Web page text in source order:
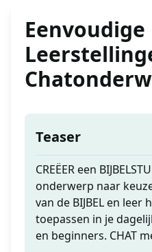
Teaser
CREËER een
onderwerp naar
van de BIJBEL en leer
toepassen in je
en beginners. CHAT